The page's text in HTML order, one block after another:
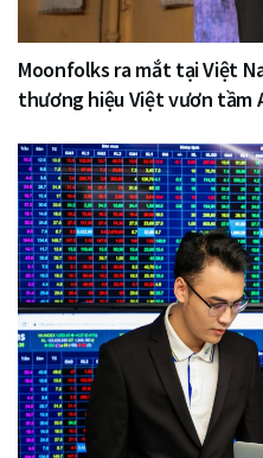
Moonfolks ra mắt tại Việt
thương hiệu Việt vươn tầm